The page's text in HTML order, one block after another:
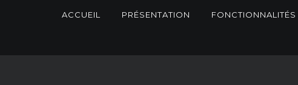
ACCUEIL PRÉSENTATION FONCTIONNALITÉS